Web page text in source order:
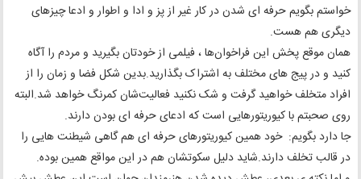
خواستم بگویم حرفه ای شدن در کار غیر از پز و ادا و اطوار و ادعا چیزهای
دیگری هم هست.
همان موقع پخش این فراخوان‌ها ، فیلمی از خودتان بگیرید و مردم را آگاه
کنید و در پیج های مختلف به اشتراک بگذارید.بدین شکل فضا و زمان را از
افراد متخلف خواهید گرفت و شک نکنید فعالیت‌شان کمرنگ خواهد شد.البته
روی صحبتم با کیوریتورهایی است که ادعای حرفه ای بودن دارند.
جا دارد بگویم: خود همین کیوریتورهای حرفه ای هم گاهی شیطنت هایی را
در قالب تخلف دارند.شاید دلیل سکوتشان هم در این مواقع همین بوده.